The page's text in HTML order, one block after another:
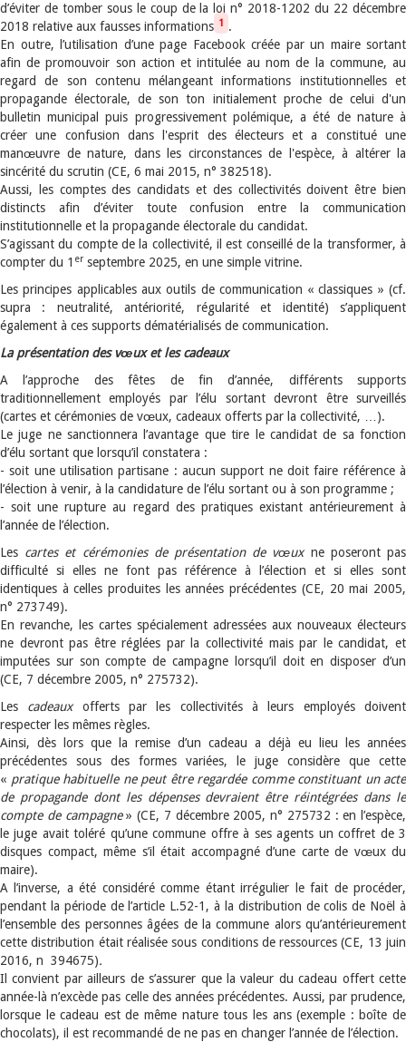
d’éviter de tomber sous le coup de la loi n° 2018-1202 du 22 décembre
2018 relative aux fausses informations 1 .
En outre, l’utilisation d’une page Facebook créée par un maire sortant
afin de promouvoir son action et intitulée au nom de la commune, au
regard de son contenu mélangeant informations institutionnelles et
propagande électorale, de son ton initialement proche de celui d'un
bulletin municipal puis progressivement polémique, a été de nature à
créer une confusion dans l'esprit des électeurs et a constitué une
manœuvre de nature, dans les circonstances de l'espèce, à altérer la
sincérité du scrutin (CE, 6 mai 2015, n° 382518).
Aussi, les comptes des candidats et des collectivités doivent être bien
distincts afin d’éviter toute confusion entre la communication
institutionnelle et la propagande électorale du candidat.
S’agissant du compte de la collectivité, il est conseillé de la transformer, à
compter du 1 er septembre 2025, en une simple vitrine.
Les principes applicables aux outils de communication « classiques » (cf.
supra : neutralité, antériorité, régularité et identité) s’appliquent
également à ces supports dématérialisés de communication.
La présentation des vœux et les cadeaux
A l’approche des fêtes de fin d’année, différents supports
traditionnellement employés par l’élu sortant devront être surveillés
(cartes et cérémonies de vœux, cadeaux offerts par la collectivité, …).
Le juge ne sanctionnera l’avantage que tire le candidat de sa fonction
d’élu sortant que lorsqu’il constatera :
- soit une utilisation partisane : aucun support ne doit faire référence à
l’élection à venir, à la candidature de l’élu sortant ou à son programme ;
- soit une rupture au regard des pratiques existant antérieurement à
l’année de l’élection.
Les cartes et cérémonies de présentation de vœux ne poseront pas
difficulté si elles ne font pas référence à l’élection et si elles sont
identiques à celles produites les années précédentes (CE, 20 mai 2005,
n° 273749).
En revanche, les cartes spécialement adressées aux nouveaux électeurs
ne devront pas être réglées par la collectivité mais par le candidat, et
imputées sur son compte de campagne lorsqu’il doit en disposer d’un
(CE, 7 décembre 2005, n° 275732).
Les cadeauxofferts par les collectivités à leurs employés doivent
respecter les mêmes règles.
Ainsi, dès lors que la remise d’un cadeau a déjà eu lieu les années
précédentes sous des formes variées, le juge considère que cette
« pratique habituelle ne peut être regardée comme constituant un acte
de propagande dont les dépenses devraient être réintégrées dans le
compte de campagne» (CE, 7 décembre 2005, n° 275732 : en l’espèce,
le juge avait toléré qu’une commune offre à ses agents un coffret de 3
disques compact, même s’il était accompagné d’une carte de vœux du
maire).
A l’inverse, a été considéré comme étant irrégulier le fait de procéder,
pendant la période de l’article L.52-1, à la distribution de colis de Noël à
l’ensemble des personnes âgées de la commune alors qu’antérieurement
cette distribution était réalisée sous conditions de ressources (CE, 13 juin
2016, n 394675).
Il convient par ailleurs de s’assurer que la valeur du cadeau offert cette
année-là n’excède pas celle des années précédentes. Aussi, par prudence,
lorsque le cadeau est de même nature tous les ans (exemple : boîte de
chocolats), il est recommandé de ne pas en changer l’année de l’élection.